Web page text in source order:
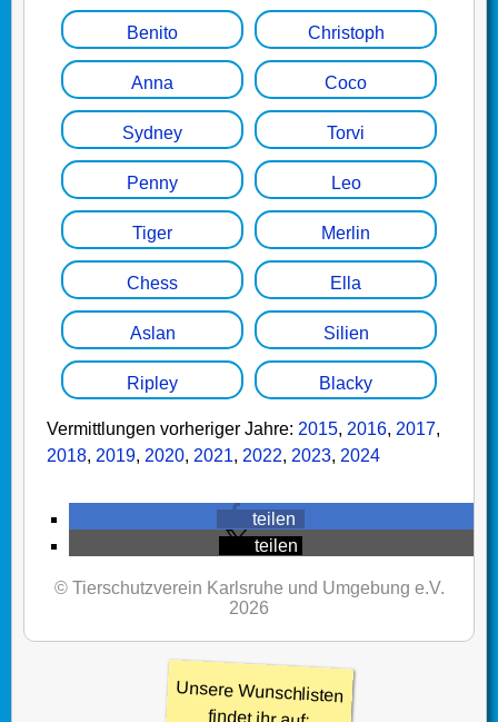
Benito Christoph
Anna Coco
Sydney Torvi
Penny Leo
Tiger Merlin
Chess Ella
Aslan Silien
Ripley Blacky
Vermittlungen vorheriger Jahre: 2015, 2016, 2017,
2018, 2019, 2020, 2021, 2022, 2023, 2024
teilen
teilen
© Tierschutzverein Karlsruhe und Umgebung e.V.
2026
Unsere Wunschlisten